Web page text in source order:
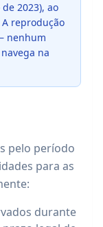
2023), ao
reprodução
nenhum
na
pelo período
para as
durante